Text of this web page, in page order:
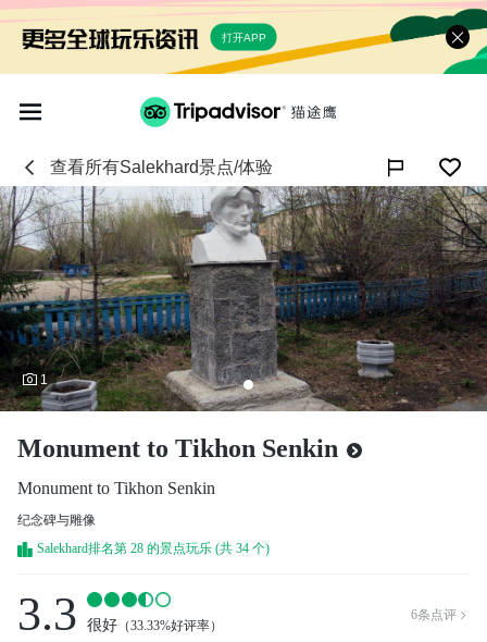
打开APP
查看所有Salekhard景点/体验
 1
Monument to Tikhon Senkin
Monument to Tikhon Senkin
纪念碑与雕像
Salekhard排名第 28 的景点玩乐 (共 34 个)
3.3 很好 （33.33%好评率）
6条点评 